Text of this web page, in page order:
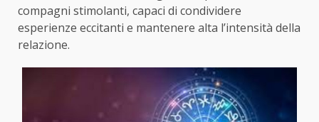
compagni stimolanti, capaci di condividere
esperienze eccitanti e mantenere alta l’intensità della
relazione.